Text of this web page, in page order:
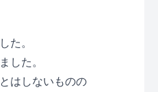
た。
した。
はしないものの